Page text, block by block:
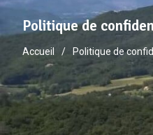
Politique de
Accueil Politique de